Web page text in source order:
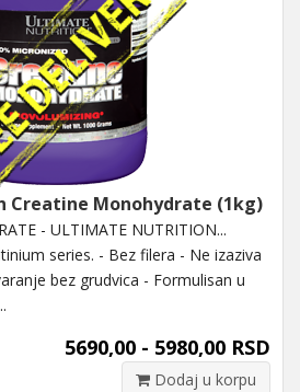
Monohydrate (1kg)
- ULTIMATE NUTRITION...
series. - Bez filera - Ne izaziva
bez grudvica - Formulisan u
5690,00 - 5980,00 RSD
Dodaj u korpu